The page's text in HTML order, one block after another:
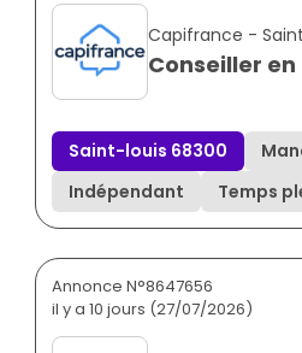
Capifrance -
Conseiller
Saint-louis 68300
Indépendant
Temps
Annonce N°8647656
il y a 10 jours (27/07/2026)